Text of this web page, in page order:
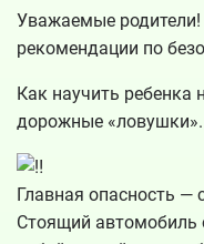
Уважаемые
рекомендации по
Как научить ребенка
дорожные «ловушки».
Главная опасность —
Стоящий автомобиль